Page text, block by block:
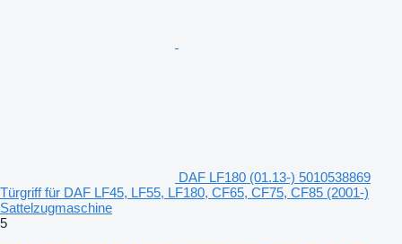
DAF LF180 (01.13-) 5010538869
Türgriff für DAF LF45, LF55, LF180, CF65, CF75, CF85 (2001-)
Sattelzugmaschine
5